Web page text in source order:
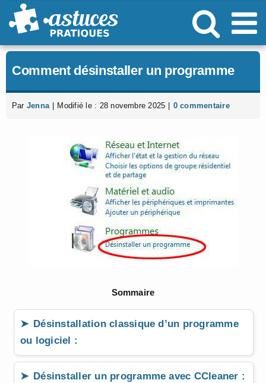
Passer
au
Comment désinstaller un programme
Par Jenna Modifié le : 28 novembre 2025 0 commentaire
Sommaire
Désinstallation classique d’un programme
ou logiciel :
Désinstaller un programme avec CCleaner :